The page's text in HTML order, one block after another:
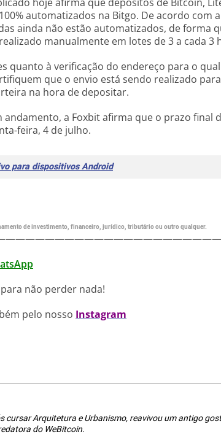
automatizados na Bitgo. De acordo com
ainda não estão automatizados, de forma
manualmente em lotes de 3 a cada 3
quanto à verificação do endereço para o
que o envio está sendo realizado
na hora de depositar.
a Foxbit afirma que o prazo final
feira, 4 de julho.
para dispositivos Android
de investimento, financeiro, jurídico, tributário ou outro qualquer.
não perder nada!
pelo nosso Instagram
cursar Arquitetura e Urbanismo, reavivou um antigo
do WeBitcoin.